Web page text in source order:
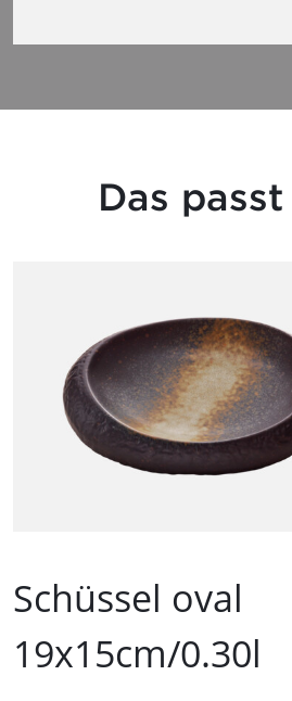
Das
Schüssel oval
19x15cm/0.30l